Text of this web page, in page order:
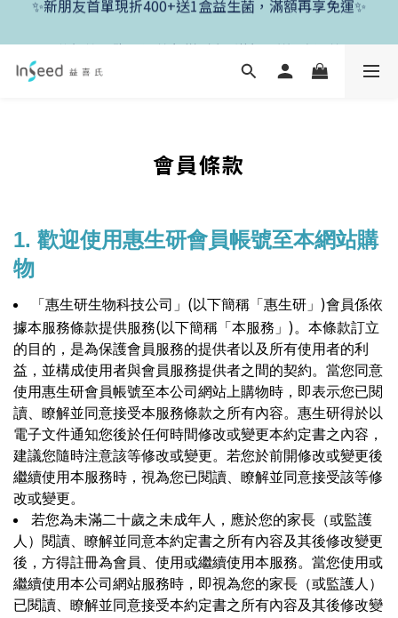
✨新朋友首單現折400+送1盒益生菌，滿額再享免運✨
會員條款
1. 歡迎使用惠生研會員帳號至本網站購
物
「惠生研生物科技公司」 ( 以下簡稱「惠生研」 )會員係依
據本服務條款提供服務( 以下簡稱「本服務」 )。本條款訂立
的目的，是為保護會員服務的提供者以及所有使用者的利
益，並構成使用者與會員服務提供者之間的契約。當您同意
使用惠生研會員帳號至本公司網站上購物時，即表示您已閱
讀、瞭解並同意接受本服務條款之所有內容。惠生研得於以
電子文件通知您後於任何時間修改或變更本約定書之內容，
建議您隨時注意該等修改或變更。若您於前開修改或變更後
繼續使用本服務時，視為您已閱讀、瞭解並同意接受該等修
改或變更。
若您為未滿二十歲之未成年人，應於您的家長（或監護
人）閱讀、瞭解並同意本約定書之所有內容及其後修改變更
後，方得註冊為會員、使用或繼續使用本服務。當您使用或
繼續使用本公司網站服務時，即視為您的家長（或監護人）
已閱讀、瞭解並同意接受本約定書之所有內容及其後修改變